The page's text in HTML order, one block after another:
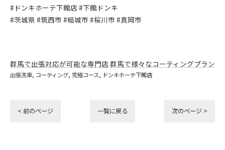
#ドンキホーテ下館店 #下館ドンキ
#茨城県 #筑西市 #結城市 #桜川市 #真岡市
群馬で出張対応が可能な専門店群馬で様々なコーティングプラン
出張洗車 コーティング 究極コース ドンキホーテ下館店
< 前のページ 一覧に戻る 次のページ >